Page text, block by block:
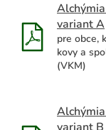
variant A
pre obce,
kovy a
(VKM)